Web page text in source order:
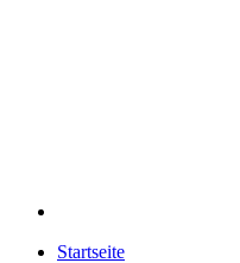
Startseite